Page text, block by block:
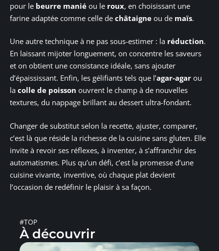
pour le beurre manié ou le roux, en choisissant une
farine adaptée comme celle de châtaigne ou de maïs.
Une autre technique à ne pas sous-estimer : la réduction.
En laissant mijoter longuement, on concentre les saveurs
et on obtient une consistance idéale, sans ajouter
d’épaississant. Enfin, les gélifiants tels que l’agar-agar ou
la colle de poisson ouvrent le champ à de nouvelles
textures, du nappage brillant au dessert ultra-fondant.
Changer de substitut selon la recette, ajuster, comparer,
c’est là que réside la richesse de la cuisine sans gluten. Elle
invite à revoir ses réflexes, à inventer, à s’affranchir des
automatismes. Plus qu’un défi, c’est la promesse d’une
cuisine vivante, inventive, où chaque plat devient
l’occasion de redéfinir le plaisir à sa façon.
#TOP
À découvrir